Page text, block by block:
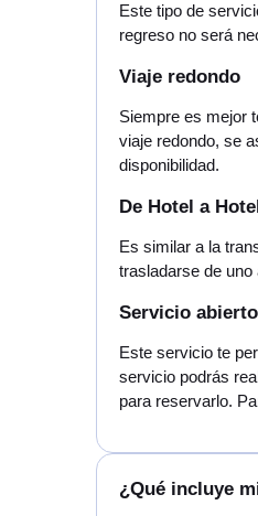
Este tipo de
regreso no será
Viaje redondo
Siempre es mejor
viaje redondo, se
disponibilidad.
De Hotel a
Es similar a la
trasladarse de
Servicio abierto
Este servicio te
servicio podrás
para reservarlo.
¿Qué incluye